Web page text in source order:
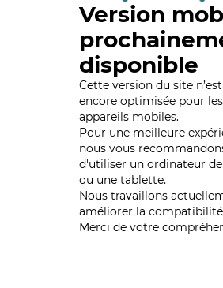
Version
disponible
Cette version du site
encore optimisée pour les
appareils mobiles.
Pour une meilleure
nous vous
d'utiliser un ordinateur
ou une tablette.
Nous travaillons
améliorer la
Merci de votre